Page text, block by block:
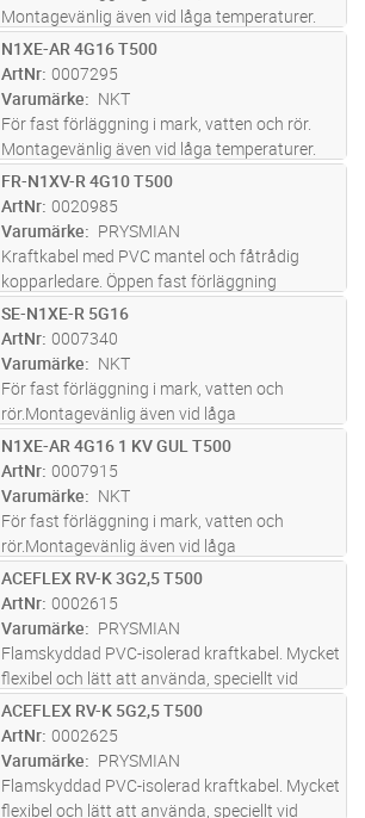
Montagevänlig även vid låga temperaturer.
Lämplig för nedplöjning.
M Lägg i kundvagn
N1XE-AR 4G16 T500
ArtNr 0007295
Varumärke
NKT
För fast förläggning i mark, vatten och rör.
Montagevänlig även vid låga temperaturer.
Lämplig för nedplöjning.
M Lägg i kundvagn
FR-N1XV-R 4G10 T500
ArtNr 0020985
Varumärke
PRYSMIAN
Kraftkabel med PVC mantel och fåtrådig
kopparledare. Öppen fast förläggning
utomhus, i rör samt mark/vatten. På
yttermanteln finns en färgmärkning i form av
en rand ”IrisTech”, vilken indikerar ledar
mer
M Lägg i kundvagn
SE-N1XE-R 5G16
ArtNr 0007340
Varumärke
NKT
För fast förläggning i mark, vatten och
rör.Montagevänlig även vid låga
temperaturer.Lämplig för nedplöjning.
M Lägg i kundvagn
N1XE-AR 4G16 1 KV GUL T500
ArtNr 0007915
Varumärke
NKT
För fast förläggning i mark, vatten och
rör.Montagevänlig även vid låga
temperaturer.Lämplig för nedplöjning.
M Lägg i kundvagn
ACEFLEX RV-K 3G2,5 T500
ArtNr 0002615
Varumärke
PRYSMIAN
Flamskyddad PVC-isolerad kraftkabel. Mycket
flexibel och lätt att använda, speciellt vid
dragning i trånga utrymmen. Avsedd för fast
förläggning utomhus, i rör, i mark. Får dock ej
plöjas ned. Ledar...läs mer
M Lägg i kundvagn
ACEFLEX RV-K 5G2,5 T500
ArtNr 0002625
Varumärke
PRYSMIAN
Flamskyddad PVC-isolerad kraftkabel. Mycket
flexibel och lätt att använda, speciellt vid